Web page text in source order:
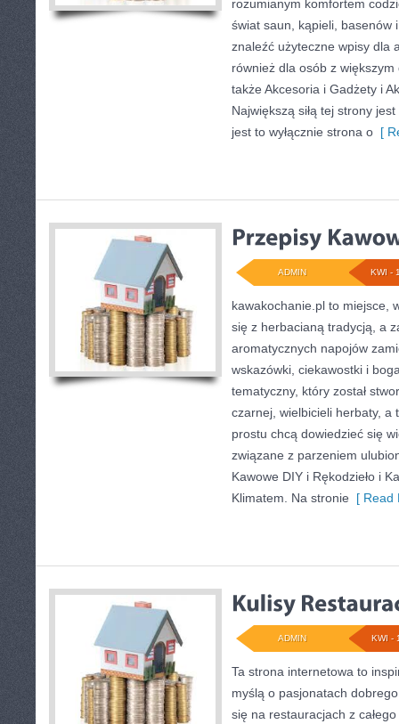
rozumianym komfortem
świat saun, kąpieli, basenów
znaleźć użyteczne wpisy dla
również dla osób z
także Akcesoria i Gadżety i
Największą siłą tej strony
jest to wyłącznie strona o [
KWI -
ADMIN
kawakochanie.pl to miejsce,
się z herbacianą tradycją, a
aromatycznych napojów
wskazówki, ciekawostki i
tematyczny, który został
czarnej, wielbicieli herbaty, a
prostu chcą dowiedzieć się
związane z parzeniem
Kawowe DIY i Rękodzieło i
Klimatem. Na stronie [ Read
KWI -
ADMIN
Ta strona internetowa to
myślą o pasjonatach
się na restauracjach z